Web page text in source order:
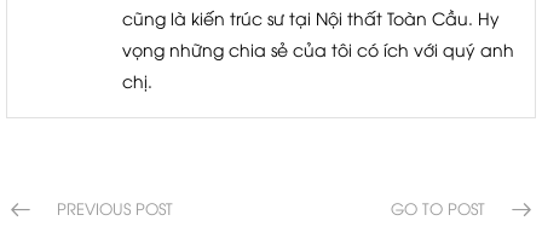
cũng là kiến trúc sư tại Nội thất Toàn Cầu. Hy
vọng những chia sẻ của tôi có ích với quý anh
chị.
PREVIOUS POST GO TO POST